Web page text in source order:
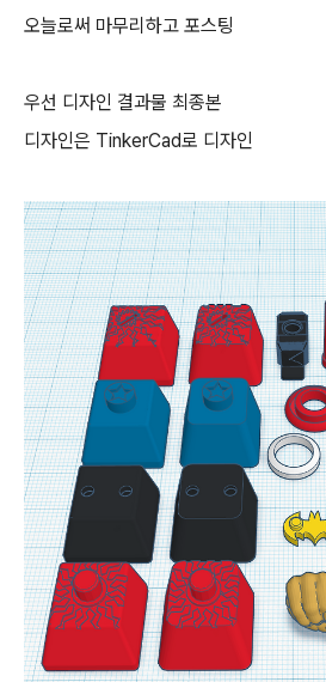
오늘로써 마무리하고 포스팅
우선 디자인 결과물 최종본
디자인은 TinkerCad로 디자인